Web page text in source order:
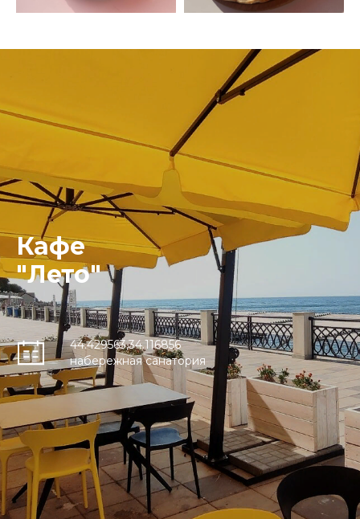
Кафе
"Лето"
44.429563,34.116856
набережная санатория